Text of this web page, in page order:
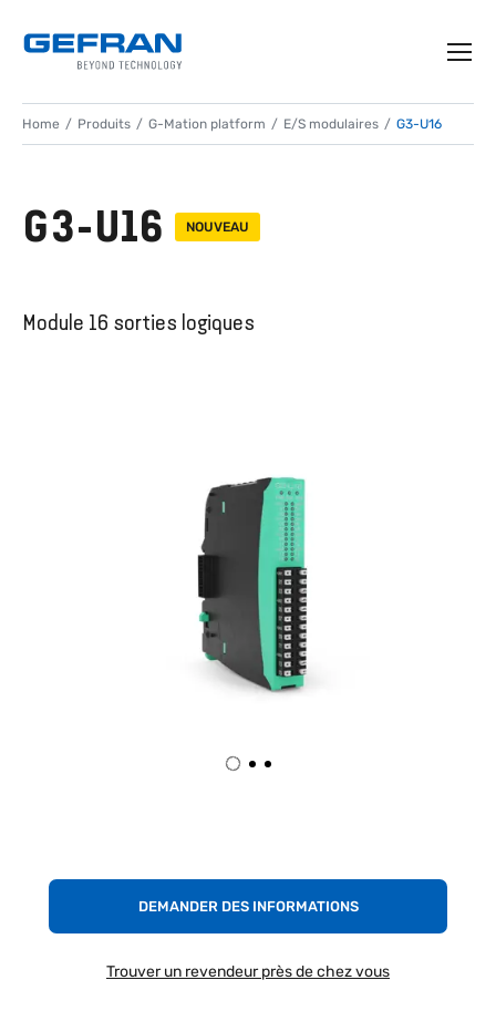
Home Produits G-Mation platform E/S modulaires G3-U16
G3-U16 NOUVEAU
Module 16 sorties logiques
DEMANDER DES INFORMATIONS
Trouver un revendeur près de chez vous